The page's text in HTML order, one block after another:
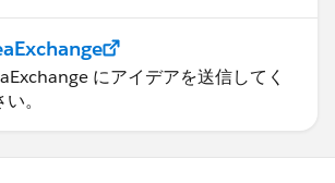
にアイデアを送信してく
。